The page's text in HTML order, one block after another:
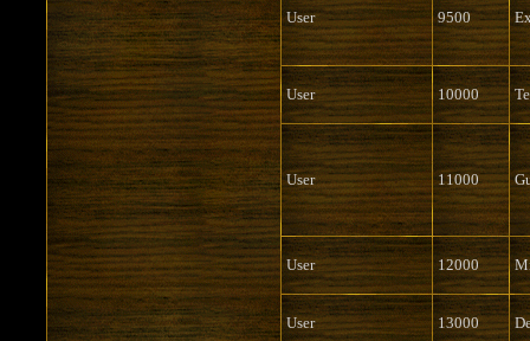
User 9500
User 10000
User 11000
User 12000
User 13000